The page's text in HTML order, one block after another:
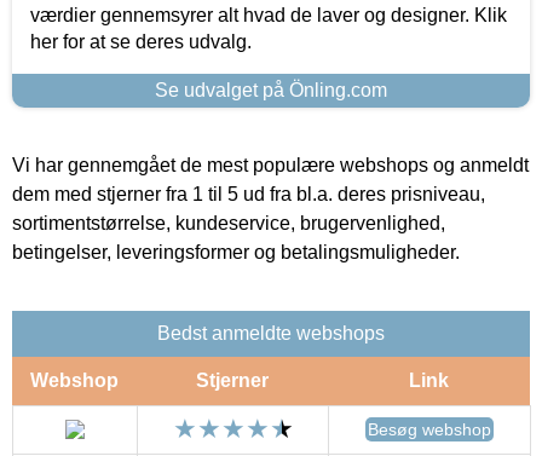
værdier gennemsyrer alt hvad de laver og designer. Klik
her for at se deres udvalg.
Se udvalget på Önling.com
Vi har gennemgået de mest populære webshops og anmeldt
dem med stjerner fra 1 til 5 ud fra bl.a. deres prisniveau,
sortimentstørrelse, kundeservice, brugervenlighed,
betingelser, leveringsformer og betalingsmuligheder.
Bedst anmeldte webshops
Webshop Stjerner Link
Besøg webshop